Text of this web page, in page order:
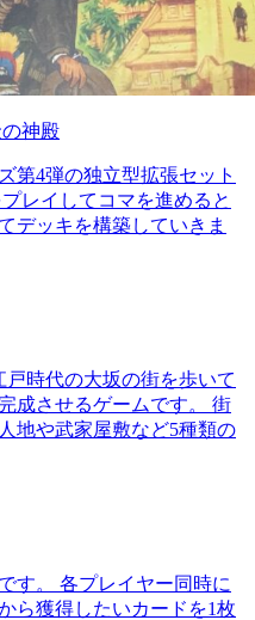
神殿
第4弾の独立型拡張セット
レイしてコマを進めると
デッキを構築していきま
戸時代の大坂の街を歩いて
成させるゲームです。 街
地や武家屋敷など5種類の
す。 各プレイヤー同時に
ら獲得したいカードを1枚